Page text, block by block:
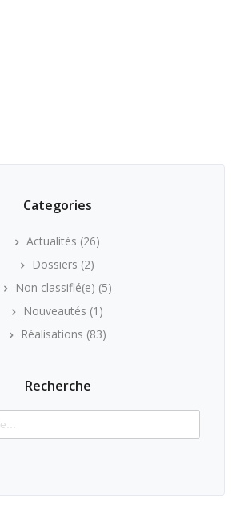
Categories
Actualités (26)
Dossiers (2)
Non classifié(e) (5)
Nouveautés (1)
Réalisations (83)
Recherche